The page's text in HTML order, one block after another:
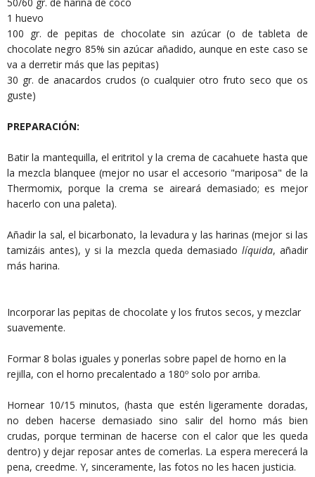
1 huevo
100 gr. de pepitas de chocolate sin azúcar (o de tableta de
chocolate negro 85% sin azúcar añadido, aunque en este caso se
va a derretir más que las pepitas)
30 gr. de anacardos crudos (o cualquier otro fruto seco que os
guste)
PREPARACIÓN:
Batir la mantequilla, el eritritol y la crema de cacahuete hasta que
la mezcla blanquee (mejor no usar el accesorio "mariposa" de la
Thermomix, porque la crema se aireará demasiado; es mejor
hacerlo con una paleta).
Añadir la sal, el bicarbonato, la levadura y las harinas (mejor si las
tamizáis antes), y si la mezcla queda demasiado líquida, añadir
más harina.
Incorporar las pepitas de chocolate y los frutos secos, y mezclar
suavemente.
Formar 8 bolas iguales y ponerlas sobre papel de horno en la
rejilla, con el horno precalentado a 180º solo por arriba.
Hornear 10/15 minutos, (hasta que estén ligeramente doradas,
no deben hacerse demasiado sino salir del horno más bien
crudas, porque terminan de hacerse con el calor que les queda
dentro) y dejar reposar antes de comerlas. La espera merecerá la
pena, creedme. Y, sinceramente, las fotos no les hacen justicia.